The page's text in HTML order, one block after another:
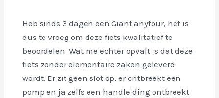
Heb sinds 3 dagen een Giant anytour, het is
dus te vroeg om deze fiets kwalitatief te
beoordelen. Wat me echter opvalt is dat deze
fiets zonder elementaire zaken geleverd
wordt. Er zit geen slot op, er ontbreekt een
pomp en ja zelfs een handleiding ontbreekt